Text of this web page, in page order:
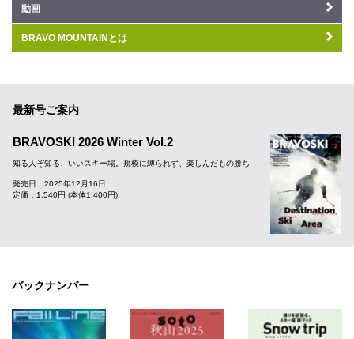
動画
BRAVO MOUNTAINとは
最新号ご案内
BRAVOSKI 2026 Winter Vol.2
知る人ぞ知る、いいスキー場。規模に縛られず、楽しんだもの勝ち
発売日：2025年12月16日
定価：1,540円 (本体1,400円)
バックナンバー